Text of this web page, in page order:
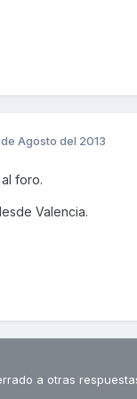
de Agosto del 2013
foro.
Valencia.
a otras